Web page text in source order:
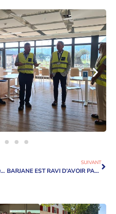
LES TRAVAUX AVANCENT À BON TRAIN À LA STATION TOTAL ENERGIES DE LA ZONE DES MILLES D’AIX EN PROVENCE !
SUIVANT
BARJANE EST RAVI D’AVOIR PARTICIPÉ HIER À L’ATELIER « TRANSITION ÉNERGÉTIQUE SUR LES PARCS D’ACTIVITÉS ÉCONOMIQUES »